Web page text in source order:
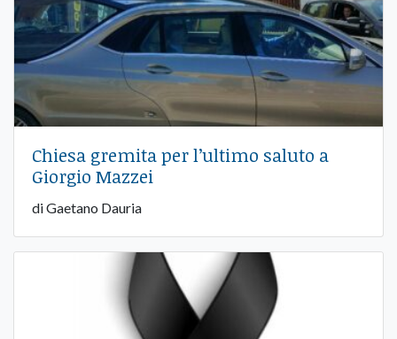
Chiesa gremita per l’ultimo saluto a
Giorgio Mazzei
di Gaetano Dauria